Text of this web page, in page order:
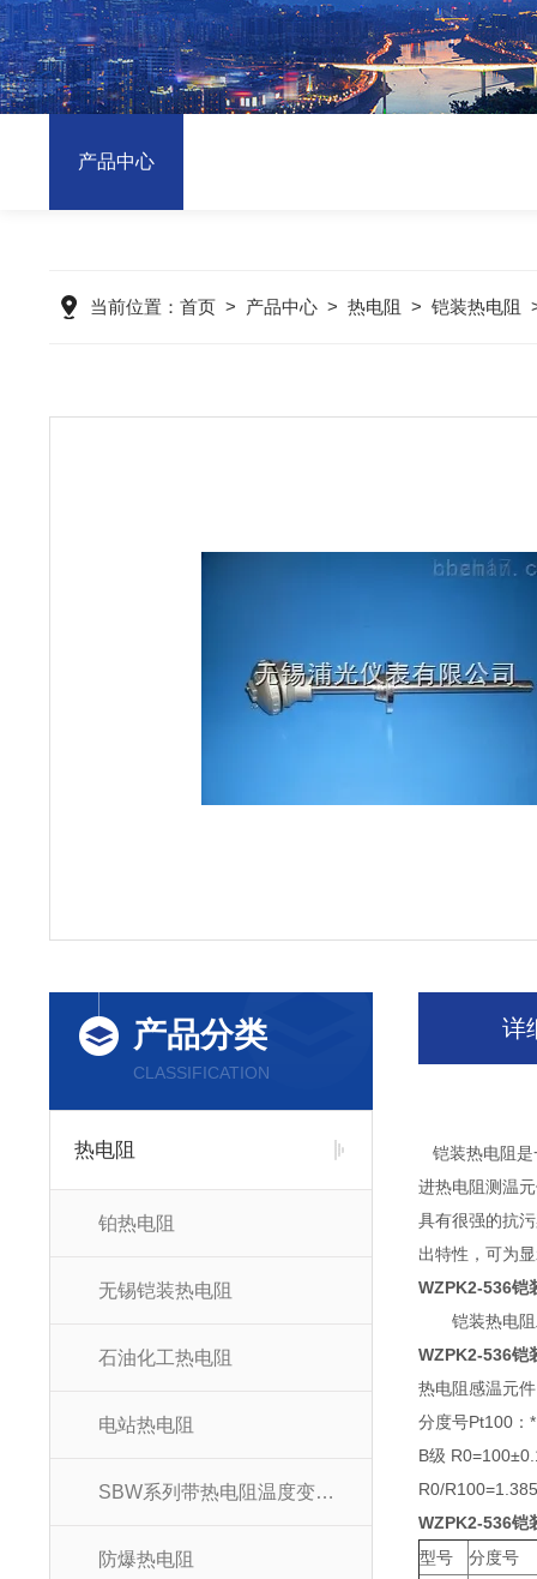
产品中心
当前位置： 首页> 产品中心> 热电阻 > 铠装热电阻
产品分类
CLASSIFICATION
热电阻
铂热电阻
无锡铠装热电阻
石油化工热电阻
电站热电阻
SBW系列带热电阻温度变送器
防爆热电阻
详
铠装热电阻是
进热电阻测温
具有很强的抗
出特性，可为
WZPK2-536铠
铠装热电阻工
WZPK2-536铠
热电阻感温元
分度号Pt100
B级
R0/
WZPK2-536铠
型号
分度号